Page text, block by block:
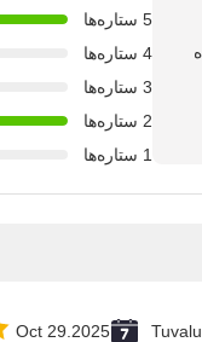
5 ستاره‌ها
4 ستاره‌ها
3 ستاره‌ها
2 ستاره‌ها
1 ستاره‌ها
Tuvalu
Oct 29.2025